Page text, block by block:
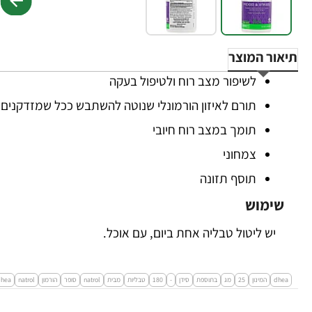
תיאור המוצר
לשיפור מצב רוח ולטיפול בעקה
תורם לאיזון הורמונלי שנוטה להשתבש ככל שמזדקנים
תומך במצב רוח חיובי
צמחוני
תוסף תזונה
שימוש
יש ליטול טבליה אחת ביום, עם אוכל.
dhea המינון 25 מג בתוספת סידן -
180 טבליות מבית natrol סופר הורמון natrol